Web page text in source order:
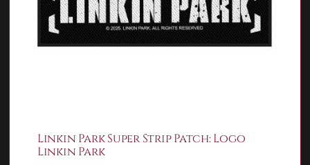
Linkin Park Super Strip Patch: Logo
Linkin Park